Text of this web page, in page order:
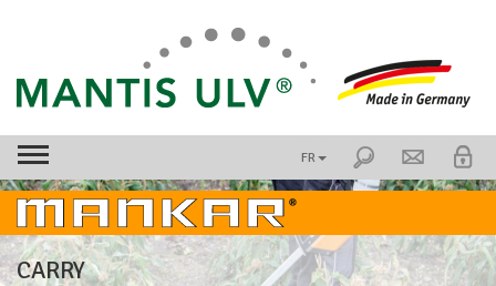
FR
CARRY